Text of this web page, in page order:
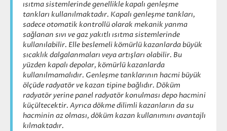
ısıtma sistemlerinde genellikle kapalı genleşme
tankları kullanılmaktadır. Kapalı genleşme tankları,
sadece otomatik kontrollü olarak mekanik yanma
sağlanan sıvı ve gaz yakıtlı ısıtma sistemlerinde
kullanılabilir. Elle beslemeli kömürlü kazanlarda büyük
sıcaklık dalgalanmaları veya artışları olabilir. Bu
yüzden kapalı depolar, kömürlü kazanlarda
kullanılmamalıdır. Genleşme tanklarının hacmi büyük
ölçüde radyatör ve kazan tipine bağlıdır. Döküm
radyatör yerine panel radyatör konulması depo hacmini
küçültecektir. Ayrıca dökme dilimli kazanların da su
hacminin az olması, döküm kazan kullanımını avantajlı
kılmaktadır.